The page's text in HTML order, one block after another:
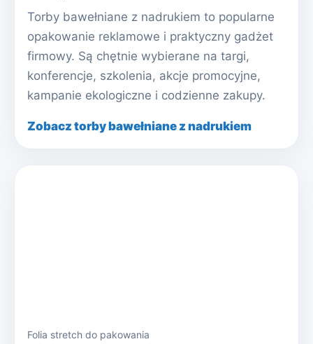
Torby bawełniane z nadrukiem to popularne
opakowanie reklamowe i praktyczny gadżet
firmowy. Są chętnie wybierane na targi,
konferencje, szkolenia, akcje promocyjne,
kampanie ekologiczne i codzienne zakupy.
Zobacz torby bawełniane z nadrukiem
Folia stretch do pakowania